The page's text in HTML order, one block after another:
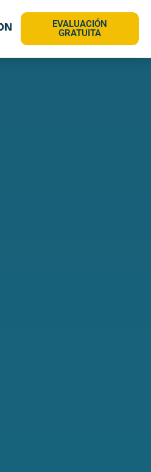
EVALUACIÓN
GRATUITA